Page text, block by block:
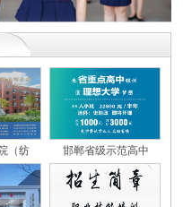
（纺 邯郸省级示范高中